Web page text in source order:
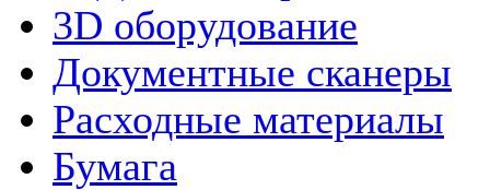
3D оборудование
Документные сканеры
Расходные материалы
Бумага